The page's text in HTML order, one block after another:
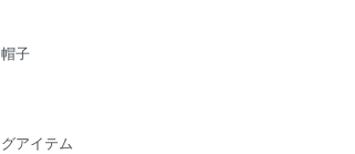
子
アイテム